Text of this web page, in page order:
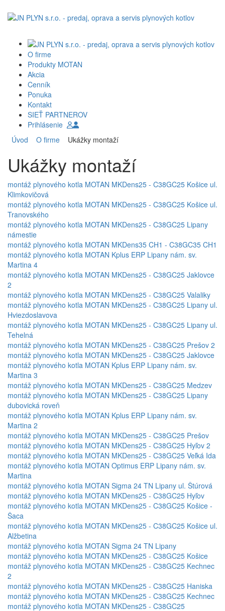
O firme
Produkty MOTAN
Akcia
Cenník
Ponuka
Kontakt
SIEŤ PARTNEROV
Prihlásenie
Úvod
O firme Ukážky montaží
Ukážky montaží
montáž plynového kotla MOTAN MKDens25 - C38GC25 Košice ul.
Klimkovičová
montáž plynového kotla MOTAN MKDens25 - C38GC25 Košice ul.
Tranovského
montáž plynového kotla MOTAN MKDens25 - C38GC25 Lipany
námestie
montáž plynového kotla MOTAN MKDens35 CH1 - C38GC35 CH1
montáž plynového kotla MOTAN Kplus ERP Lipany nám. sv.
Martina 4
montáž plynového kotla MOTAN MKDens25 - C38GC25 Jaklovce
2
montáž plynového kotla MOTAN MKDens25 - C38GC25 Valaliky
montáž plynového kotla MOTAN MKDens25 - C38GC25 Lipany ul.
Hviezdoslavova
montáž plynového kotla MOTAN MKDens25 - C38GC25 Lipany ul.
Tehelná
montáž plynového kotla MOTAN MKDens25 - C38GC25 Prešov 2
montáž plynového kotla MOTAN MKDens25 - C38GC25 Jaklovce
montáž plynového kotla MOTAN Kplus ERP Lipany nám. sv.
Martina 3
montáž plynového kotla MOTAN MKDens25 - C38GC25 Medzev
montáž plynového kotla MOTAN MKDens25 - C38GC25 Lipany
dubovická roveň
montáž plynového kotla MOTAN Kplus ERP Lipany nám. sv.
Martina 2
montáž plynového kotla MOTAN MKDens25 - C38GC25 Prešov
montáž plynového kotla MOTAN MKDens25 - C38GC25 Hyľov 2
montáž plynového kotla MOTAN MKDens25 - C38GC25 Veľká Ida
montáž plynového kotla MOTAN Optimus ERP Lipany nám. sv.
Martina
montáž plynového kotla MOTAN Sigma 24 TN Lipany ul. Štúrová
montáž plynového kotla MOTAN MKDens25 - C38GC25 Hyľov
montáž plynového kotla MOTAN MKDens25 - C38GC25 Košice -
Šaca
montáž plynového kotla MOTAN MKDens25 - C38GC25 Košice ul.
Alžbetina
montáž plynového kotla MOTAN Sigma 24 TN Lipany
montáž plynového kotla MOTAN MKDens25 - C38GC25 Košice
montáž plynového kotla MOTAN MKDens25 - C38GC25 Kechnec
2
montáž plynového kotla MOTAN MKDens25 - C38GC25 Haniska
montáž plynového kotla MOTAN MKDens25 - C38GC25 Kechnec
montáž plynového kotla MOTAN MKDens25 - C38GC25